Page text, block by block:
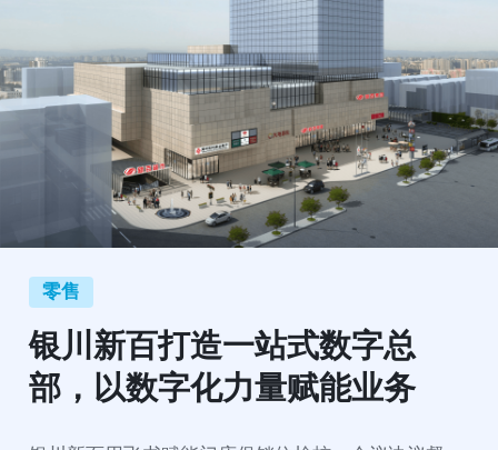
零售
银川新百打造一站式数字总
部，以数字化力量赋能业务